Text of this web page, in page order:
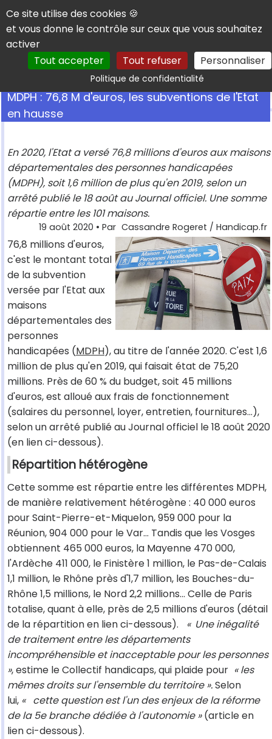
Panneau de gestion des cookies
Ce site utilise des cookies 🍪
et vous donne le contrôle sur ceux que vous souhaitez
activer
Tout accepter
Tout refuser Personnaliser
Politique de confidentialitéRechercher
MDPH : 76,8 M d'euros, les subventions de l'Etat
en hausse
En 2020, l'Etat a versé 76,8 millions d'euros aux maisons
départementales des personnes handicapées
(MDPH), soit 1,6 million de plus qu'en 2019, selon un
arrêté publié le 18 août au Journal officiel. Une somme
répartie entre les 101 maisons.
19 août 2020 • Par Cassandre Rogeret / Handicap.fr
76,8 millions d'euros,
c'est le montant total
de la subvention
versée par l'Etat aux
maisons
départementales des
personnes
handicapées (MDPH), au titre de l'année 2020. C'est 1,6
million de plus qu'en 2019, qui faisait état de 75,20
millions. Près de 60 % du budget, soit 45 millions
d'euros, est alloué aux frais de fonctionnement
(salaires du personnel, loyer, entretien, fournitures...),
selon un arrêté publié au Journal officiel le 18 août 2020
(en lien ci-dessous).
Répartition hétérogène
Cette somme est répartie entre les différentes MDPH,
de manière relativement hétérogène : 40 000 euros
pour Saint-Pierre-et-Miquelon, 959 000 pour la
Réunion, 904 000 pour le Var... Tandis que les Vosges
obtiennent 465 000 euros, la Mayenne 470 000,
l'Ardèche 411 000, le Finistère 1 million, le Pas-de-Calais
1,1 million, le Rhône près d'1,7 million, les Bouches-du-
Rhône 1,5 millions, le Nord 2,2 millions... Celle de Paris
totalise, quant à elle, près de 2,5 millions d'euros (détail
de la répartition en lien ci-dessous).
« Une inégalité
de traitement entre les départements
incompréhensible et inacceptable pour les personnes
», estime le Collectif handicaps, qui plaide pour « les
mêmes droits sur l'ensemble du territoire ».Selon
lui, « cette question est l'un des enjeux de la réforme
de la 5e branche dédiée à l'autonomie »(article en
lien ci-dessous).